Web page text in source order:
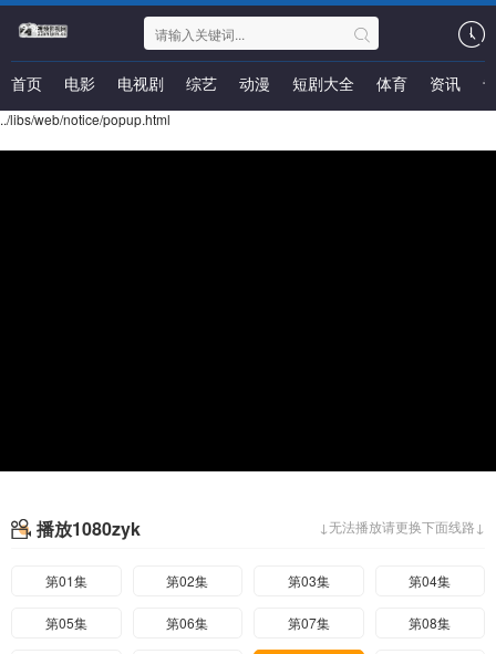
首页 电影 电视剧 综艺 动漫 短剧大全 体育 资讯
../libs/web/notice/popup.html
↓无法播放请更换下面线路↓
播放1080zyk
第01集 第02集 第03集 第04集
第05集 第06集 第07集 第08集